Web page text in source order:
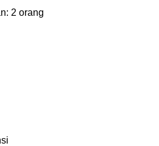
2 оrаng